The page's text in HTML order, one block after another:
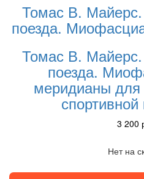
Томас В.
поезда.
Томас В.
поезда.
меридианы
3 200
Нет на